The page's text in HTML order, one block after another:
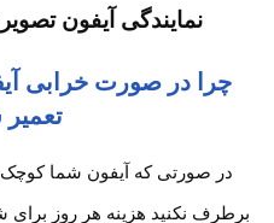
نمایندگی آیفون
چرا در صورت خرابی
در صورتی که آیفون شما
برطرف نکنید هزینه هر روز